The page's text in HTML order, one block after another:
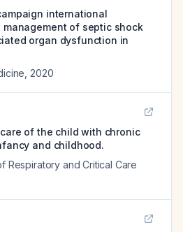
international
of septic shock
organ dysfunction in
2020
of the child with chronic
and childhood.
Respiratory and Critical Care